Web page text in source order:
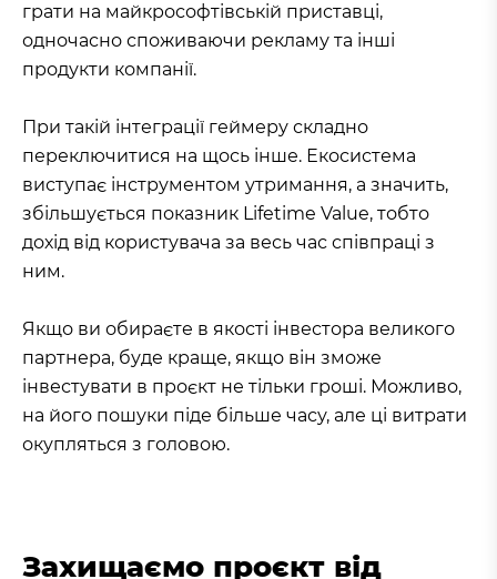
грати на майкрософтівській приставці,
одночасно споживаючи рекламу та інші
продукти компанії.
При такій інтеграції геймеру складно
переключитися на щось інше. Екосистема
виступає інструментом утримання, а значить,
збільшується показник Lifetime Value, тобто
дохід від користувача за весь час співпраці з
ним.
Якщо ви обираєте в якості інвестора великого
партнера, буде краще, якщо він зможе
інвестувати в проєкт не тільки гроші. Можливо,
на його пошуки піде більше часу, але ці витрати
окупляться з головою.
Захищаємо проєкт від